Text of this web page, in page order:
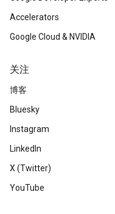
Accelerators
Google Cloud & NVIDIA
关注
博客
Bluesky
Instagram
LinkedIn
X (Twitter)
YouTube